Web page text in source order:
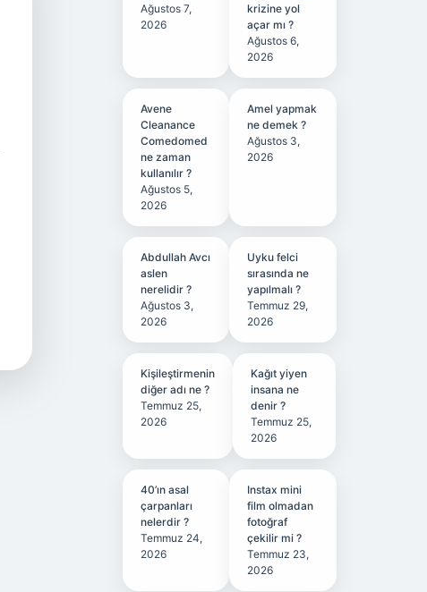
Ağustos 7,
2026
krizine yol
açar mı ?
Ağustos 6,
2026
Avene
Cleanance
Comedomed
ne zaman
kullanılır ?
Ağustos 5,
2026
Amel yapmak
ne demek ?
Ağustos 3,
2026
Abdullah Avcı
aslen
nerelidir ?
Ağustos 3,
2026
Uyku felci
sırasında ne
yapılmalı ?
Temmuz 29,
2026
Kişileştirmenin
diğer adı ne ?
Temmuz 25,
2026
Kağıt yiyen
insana ne
denir ?
Temmuz 25,
2026
40’ın asal
çarpanları
nelerdir ?
Temmuz 24,
2026
Instax mini
film olmadan
fotoğraf
çekilir mi ?
Temmuz 23,
2026